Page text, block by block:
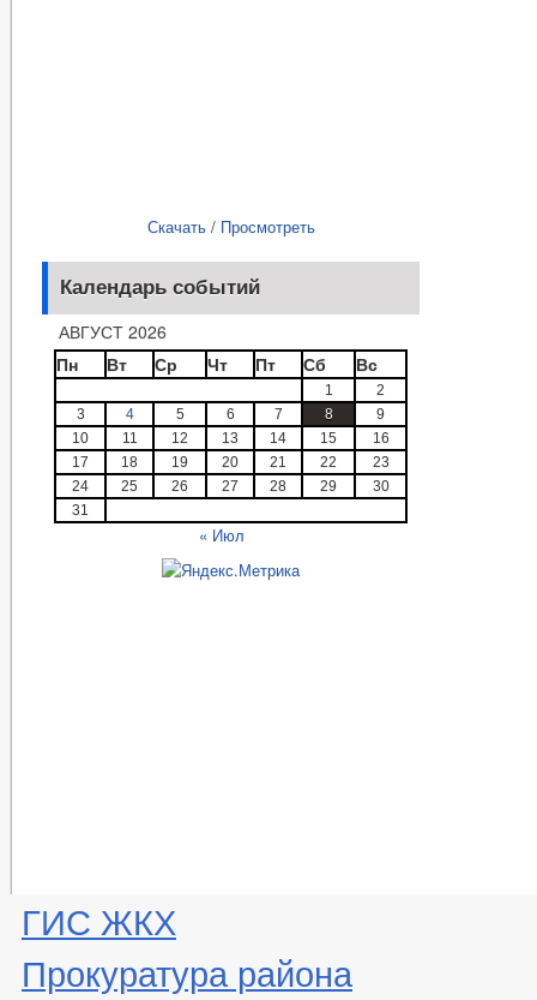
Скачать/ Просмотреть
Календарь событий
АВГУСТ 2026
Пн
Вт Ср Чт Пт Сб Вс
1
2
3
4 5 6 7 8
9
10
11 12 13 14 15
16
17
18 19 20 21 22
23
24
25 26 27 28 29
30
31
« Июл
ГИС ЖКХ
Прокуратура района